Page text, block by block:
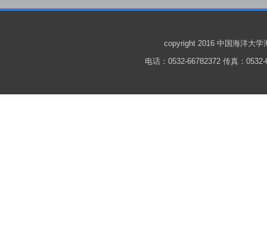
copyright 2016 中国海洋大学
电话：0532-66782372 传真：